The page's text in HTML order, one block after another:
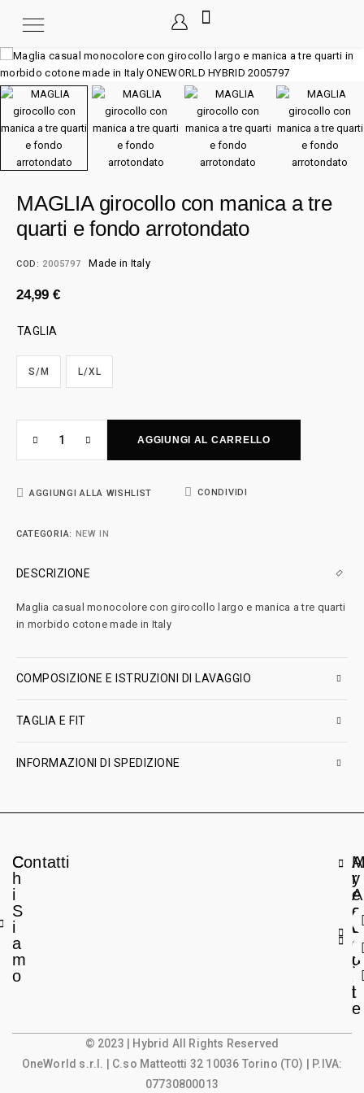
MAGLIA girocollo con manica a tre
quarti e fondo arrotondato
COD: 2005797 Made in Italy
24,99 €
TAGLIA
S/M L/XL
AGGIUNGI AL CARRELLO
AGGIUNGI ALLA WISHLIST CONDIVIDI
CATEGORIA: NEW IN
DESCRIZIONE
Maglia casual monocolore con girocollo largo e manica a tre quarti
in morbido cotone made in Italy
COMPOSIZIONE E ISTRUZIONI DI LAVAGGIO
TAGLIA E FIT
INFORMAZIONI DI SPEDIZIONE
C
h
i
S
i
a
m
o
Contatti
A
r
e
a
L
e
g
l
e
y
A
c
c
o
u
t
© 2023 | Hybrid All Rights Reserved
OneWorld s.r.l.
| C.so Matteotti 32 10036 Torino (TO) | P.IVA:
07730800013